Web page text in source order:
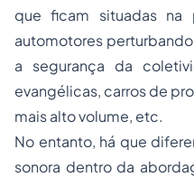
que ficam situadas na
automotores
a segurança da
evangélicas, carros de
mais alto volume, etc.
No entanto, há que
sonora dentro da